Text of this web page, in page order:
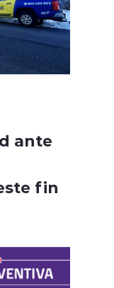
ante
fin